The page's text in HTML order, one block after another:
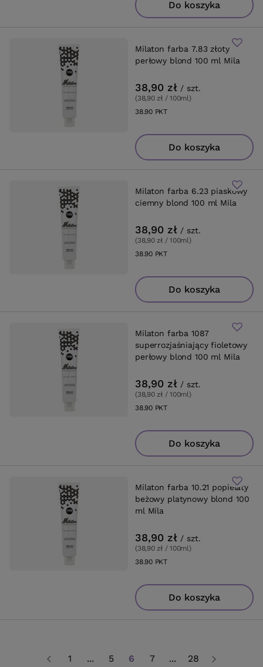
Do koszyka
Milaton farba 7.83 złoty
perłowy blond 100 ml Mila
38,90 zł / szt.
(38,90 zł / 100ml)
38.90PKTpunktów
Do koszyka
Milaton farba 6.23 piaskowy
ciemny blond 100 ml Mila
38,90 zł / szt.
(38,90 zł / 100ml)
38.90PKTpunktów
Do koszyka
Milaton farba 1087
superrozjaśniający fioletowy
perłowy blond 100 ml Mila
38,90 zł / szt.
(38,90 zł / 100ml)
38.90PKTpunktów
Do koszyka
Milaton farba 10.21 popielaty
beżowy platynowy blond 100
ml Mila
38,90 zł / szt.
(38,90 zł / 100ml)
38.90PKTpunktów
Do koszyka
1 ... 5 6 7 ... 28